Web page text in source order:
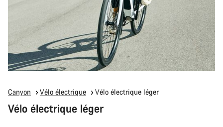
Canyon Vélo électrique Vélo électrique léger
Vélo électrique léger